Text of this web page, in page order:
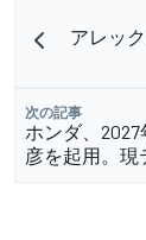
アレッ
次の記事
ホンダ、
彦を起用。